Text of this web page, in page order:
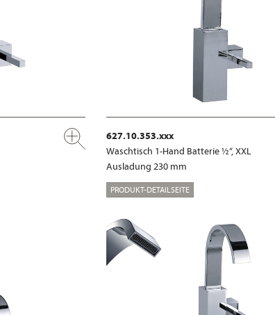
627.10.353.xxx
Waschtisch 1-Hand Batterie ½“, XXL
Ausladung 230 mm
PRODUKT-DETAILSEITE